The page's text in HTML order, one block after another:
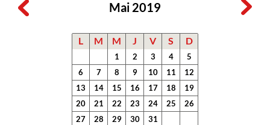
Mai 2019
L M M J V S D
1 2 3 4
5
6
7 8 9 10 11
12
13
14 15 16 17 18
19
20
21 22 23 24 25
26
27
28 29 30 31